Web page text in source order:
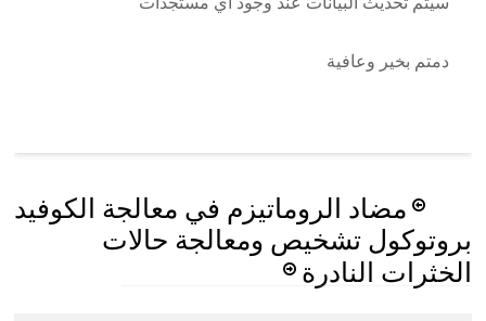
دمتم بخير وعافية
navigation
مضاد الروماتيزم في معالجة الكوفيد
بروتوكول تشخيص ومعالجة حالات
الخثرات النادرة